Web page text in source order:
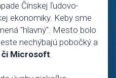
Čínskej ľudovo-
ekonomiky. Keby sme
"hlavný". Mesto bolo
nechýbajú pobočký a
či Microsoft.